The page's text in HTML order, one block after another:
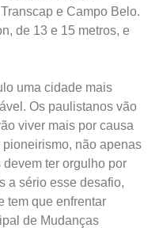
e Campo Belo.
de 13 e 15 metros, e
uma cidade mais
Os paulistanos vão
viver mais por causa
não apenas
ter orgulho por
a sério esse desafio,
tem que enfrentar
de Mudanças